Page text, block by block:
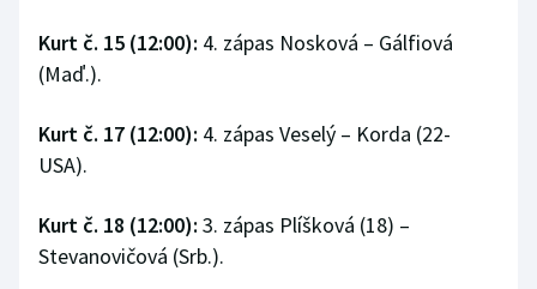
Kurt č. 15 (12:00): 4. zápas Nosková – Gálfiová
(Maď.).
Kurt č. 17 (12:00): 4. zápas Veselý – Korda (22-
USA).
Kurt č. 18 (12:00): 3. zápas Plíšková (18) –
Stevanovičová (Srb.).